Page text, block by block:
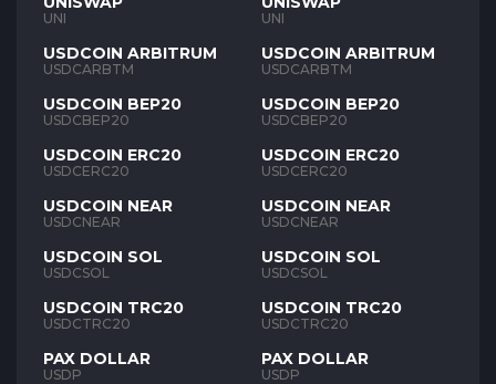
UNI
USDCOIN ARBITRUM
USDCARBTM
USDCOIN BEP20
USDCBEP20
USDCOIN ERC20
USDCERC20
USDCOIN NEAR
USDCNEAR
USDCOIN SOL
USDCSOL
USDCOIN TRC20
USDCTRC20
PAX DOLLAR
USDP
UNI
USDCOIN ARBITRUM
USDCARBTM
USDCOIN BEP20
USDCBEP20
USDCOIN ERC20
USDCERC20
USDCOIN NEAR
USDCNEAR
USDCOIN SOL
USDCSOL
USDCOIN TRC20
USDCTRC20
PAX DOLLAR
USDP